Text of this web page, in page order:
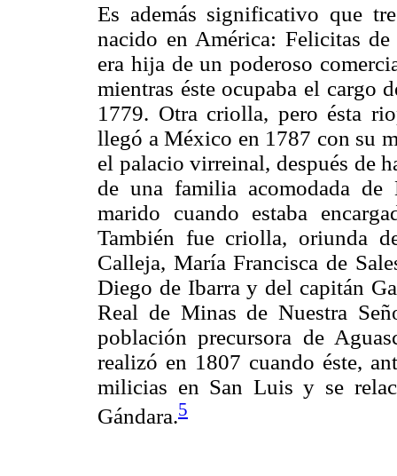
Es además significativo que
nacido en América: Felicitas
era hija de un poderoso
mientras éste ocupaba el cargo
1779. Otra criolla, pero ésta
llegó a México en 1787 con su
el palacio virreinal, después de
de una familia acomodada
marido cuando estaba
También fue criolla, oriunda
Calleja, María Francisca de
Diego de Ibarra y del capitán
Real de Minas de Nuestra
población precursora de
realizó en 1807 cuando éste,
milicias en San Luis y se
Gándara.5